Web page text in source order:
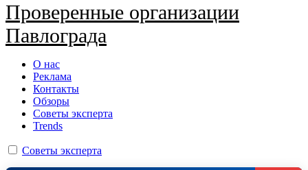
Проверенные организации
Павлограда
О нас
Реклама
Контакты
Обзоры
Советы эксперта
Trends
Советы эксперта